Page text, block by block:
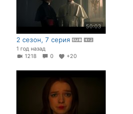
50:03
2 сезон, 7 серия
1 год назад
1218
0 +20